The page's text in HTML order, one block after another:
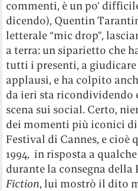
commenti, è un po’
dicendo), Quentin
letterale “mic drop”,
a terra: un siparietto che
tutti i presenti, a
applausi, e ha colpito
da ieri sta ricondividendo
scena sui social. Certo,
dei momenti più iconici
Festival di Cannes, e cioè
1994, in risposta a
durante la consegna della
Fiction, lui mostrò il dito